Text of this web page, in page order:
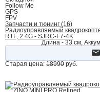
Follow Me
GPS
FPV
Запчасти и тюнинг (16)
Радиоуправляемый
RTF, 2.4G - SJRC-F7-4K
Длина - 33 см,
Старая цена: 18990 руб.